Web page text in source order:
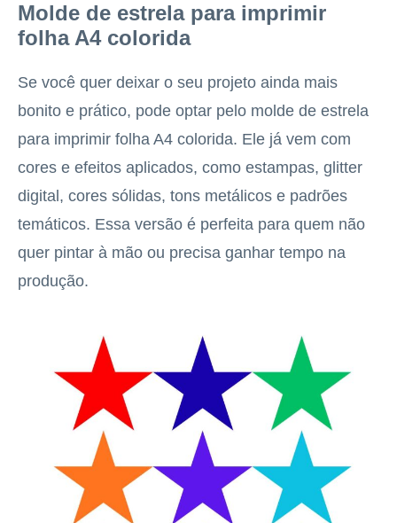
Molde de estrela para imprimir
folha A4 colorida
Se você quer deixar o seu projeto ainda mais
bonito e prático, pode optar pelo molde de estrela
para imprimir folha A4 colorida. Ele já vem com
cores e efeitos aplicados, como estampas, glitter
digital, cores sólidas, tons metálicos e padrões
temáticos. Essa versão é perfeita para quem não
quer pintar à mão ou precisa ganhar tempo na
produção.